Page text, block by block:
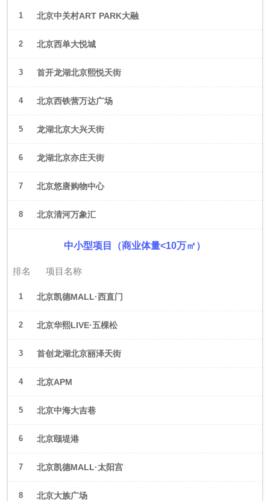
1 北京中关村ART PARK大融
城
2 北京西单大悦城
3 首开龙湖北京熙悦天街
4 北京西铁营万达广场
5 龙湖北京大兴天街
6 龙湖北京亦庄天街
7 北京悠唐购物中心
8 北京清河万象汇
中小型项目（商业体量<10万㎡）
排名 项目名称
1 北京凯德MALL·西直门
2 北京华熙LIVE·五棵松
3 首创龙湖北京丽泽天街
4 北京APM
5 北京中海大吉巷
6 北京颐堤港
7 北京凯德MALL·太阳宫
8 北京大族广场